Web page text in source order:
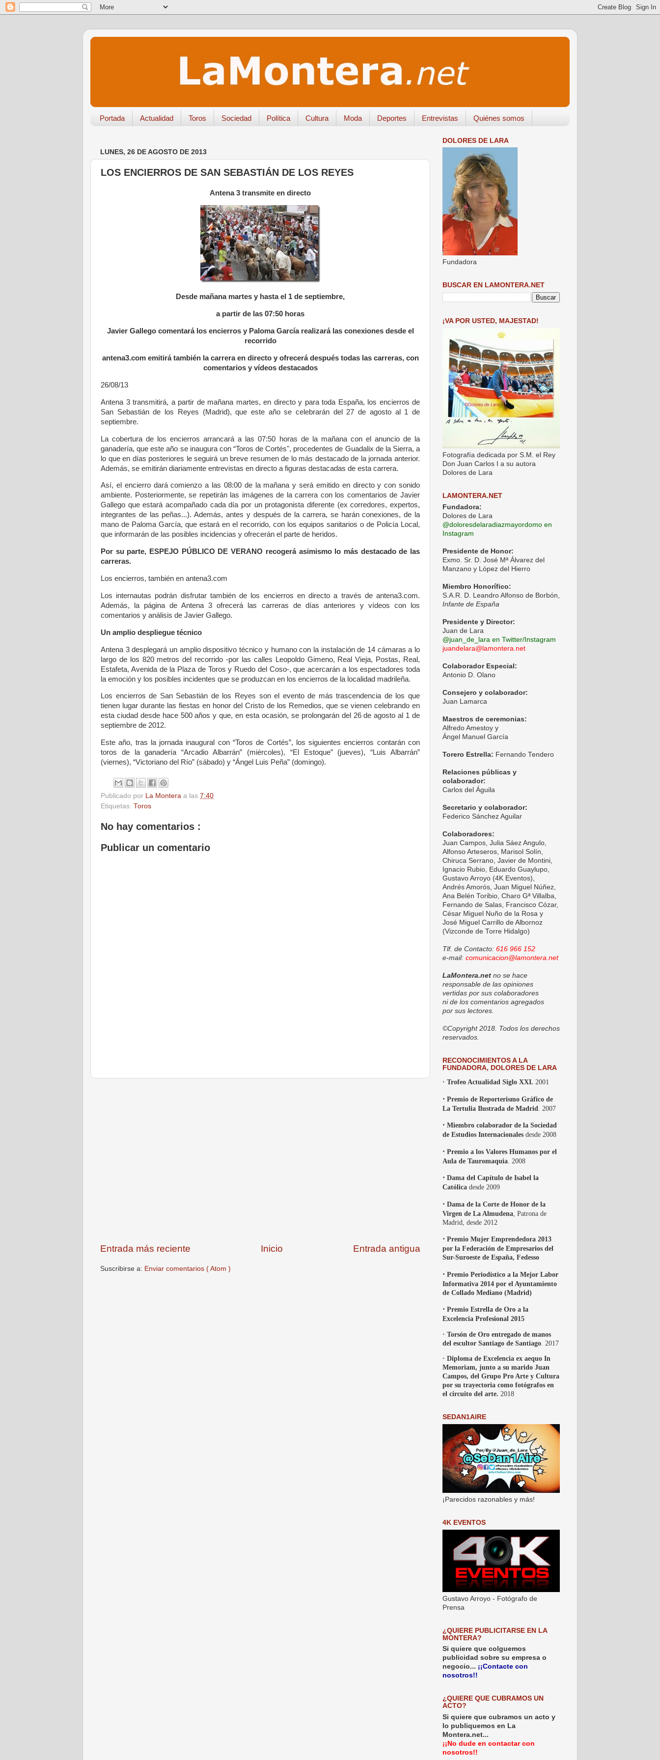
Portada Actualidad Toros Sociedad Política Cultura Moda Deportes Entrevistas Quiénes somos
LUNES, 26 DE AGOSTO DE 2013
LOS ENCIERROS DE SAN SEBASTIÁN DE LOS REYES
Antena 3 transmite en directo
Desde mañana martes y hasta el 1 de septiembre,
a partir de las 07:50 horas
Javier Gallego comentará los encierros y Paloma García realizará las conexiones desde el
recorrido
antena3.com emitirá también la carrera en directo y ofrecerá después todas las carreras, con
comentarios y vídeos destacados
26/08/13
Antena 3 transmitirá, a partir de mañana martes, en directo y para toda España, los encierros de
San Sebastián de los Reyes (Madrid), que este año se celebrarán del 27 de agosto al 1 de
septiembre.
La cobertura de los encierros arrancará a las 07:50 horas de la mañana con el anuncio de la
ganadería, que este año se inaugura con “Toros de Cortés", procedentes de Guadalix de la Sierra, a
lo que en días posteriores le seguirá un breve resumen de lo más destacado de la jornada anterior.
Además, se emitirán diariamente entrevistas en directo a figuras destacadas de esta carrera.
Así, el encierro dará comienzo a las 08:00 de la mañana y será emitido en directo y con sonido
ambiente. Posteriormente, se repetirán las imágenes de la carrera con los comentarios de Javier
Gallego que estará acompañado cada día por un protagonista diferente (ex corredores, expertos,
integrantes de las peñas...). Además, antes y después de la carrera, se harán conexiones, de la
mano de Paloma García, que estará en el recorrido, con los equipos sanitarios o de Policía Local,
que informarán de las posibles incidencias y ofrecerán el parte de heridos.
Por su parte, ESPEJO PÚBLICO DE VERANO recogerá asimismo lo más destacado de las
carreras.
Los encierros, también en antena3.com
Los internautas podrán disfrutar también de los encierros en directo a través de antena3.com.
Además, la página de Antena 3 ofrecerá las carreras de días anteriores y vídeos con los
comentarios y análisis de Javier Gallego.
Un amplio despliegue técnico
Antena 3 desplegará un amplio dispositivo técnico y humano con la instalación de 14 cámaras a lo
largo de los 820 metros del recorrido -por las calles Leopoldo Gimeno, Real Vieja, Postas, Real,
Estafeta, Avenida de la Plaza de Toros y Ruedo del Coso-, que acercarán a los espectadores toda
la emoción y los posibles incidentes que se produzcan en los encierros de la localidad madrileña.
Los encierros de San Sebastián de los Reyes son el evento de más trascendencia de los que
tienen lugar durante las fiestas en honor del Cristo de los Remedios, que se vienen celebrando en
esta ciudad desde hace 500 años y que, en esta ocasión, se prolongarán del 26 de agosto al 1 de
septiembre de 2012.
Este año, tras la jornada inaugural con “Toros de Cortés”, los siguientes encierros contarán con
toros de la ganadería “Arcadio Albarrán” (miércoles), “El Estoque” (jueves), “Luis Albarrán”
(viernes), “Victoriano del Río” (sábado) y “Ángel Luis Peña” (domingo).
Publicado por La Montera a las 7:40
Etiquetas: Toros
No hay comentarios :
Publicar un comentario
Entrada más reciente Entrada antigua
Inicio
Suscribirse a: Enviar comentarios ( Atom )
DOLORES DE LARA
Fundadora
BUSCAR EN LAMONTERA.NET
¡VA POR USTED, MAJESTAD!
Fotografía dedicada por S.M. el Rey
Don Juan Carlos I a su autora
Dolores de Lara
LAMONTERA.NET
Fundadora:
Dolores de Lara
@doloresdelaradiazmayordomo en
Instagram
Presidente de Honor:
Exmo. Sr. D. José Mª Álvarez del
Manzano y López del Hierro
Miembro Honorífico:
S.A.R. D. Leandro Alfonso de Borbón,
Infante de España
Presidente y Director:
Juan de Lara
@juan_de_lara en Twitter/Instagram
juandelara@lamontera.net
Colaborador Especial:
Antonio D. Olano
Consejero y colaborador:
Juan Lamarca
Maestros de ceremonias:
Alfredo Amestoy y
Ángel Manuel García
Torero Estrella: Fernando Tendero
Relaciones públicas y
colaborador:
Carlos del Águila
Secretario y colaborador:
Federico Sánchez Aguilar
Colaboradores:
Juan Campos, Julia Sáez Angulo,
Alfonso Arteseros, Marisol Solín,
Chiruca Serrano, Javier de Montini,
Ignacio Rubio, Eduardo Guaylupo,
Gustavo Arroyo (4K Eventos),
Andrés Amorós, Juan Miguel Núñez,
Ana Belén Toribio, Charo Gª Villalba,
Fernando de Salas, Francisco Cózar,
César Miguel Nuño de la Rosa y
José Miguel Carrillo de Albornoz
(Vizconde de Torre Hidalgo)
Tlf. de Contacto: 616 966 152
e-mail: comunicacion@lamontera.net
LaMontera.net no se hace
responsable de las opiniones
vertidas por sus colaboradores
ni de los comentarios agregados
por sus lectores.
©Copyright 2018. Todos los derechos
reservados.
RECONOCIMIENTOS A LA
FUNDADORA, DOLORES DE LARA
· Trofeo Actualidad Siglo XXI. 2001
· Premio de Reporterismo Gráfico de
La Tertulia Ilustrada de Madrid . 2007
· Miembro colaborador de la Sociedad
de Estudios Internacionales desde 2008
· Premio a los Valores Humanos por el
Aula de Tauromaquia . 2008
· Dama del Capítulo de Isabel la
Católica desde 2009
· Dama de la Corte de Honor de la
Virgen de La Almudena , Patrona de
Madrid, desde 2012
· Premio Mujer Emprendedora 2013
por la Federación de Empresarios del
Sur-Suroeste de España, Fedesso
· Premio Periodístico a la Mejor Labor
Informativa 2014 por el Ayuntamiento
de Collado Mediano (Madrid)
· Premio Estrella de Oro a la
Excelencia Profesional 2015
· Torsón de Oro entregado de manos
del escultor Santiago de Santiago . 2017
· Diploma de Excelencia ex aequo In
Memoriam, junto a su marido Juan
Campos, del Grupo Pro Arte y Cultura
por su trayectoria como fotógrafos en
el circuito del arte. 2018
SEDAN1AIRE
¡Parecidos razonables y más!
4K EVENTOS
Gustavo Arroyo - Fotógrafo de
Prensa
¿QUIERE PUBLICITARSE EN LA
MONTERA?
Si quiere que colguemos
publicidad sobre su empresa o
negocio... ¡¡Contacte con
nosotros!!
¿QUIERE QUE CUBRAMOS UN
ACTO?
Si quiere que cubramos un acto y
lo publiquemos en La
Montera.net...
¡¡No dude en contactar con
nosotros!!